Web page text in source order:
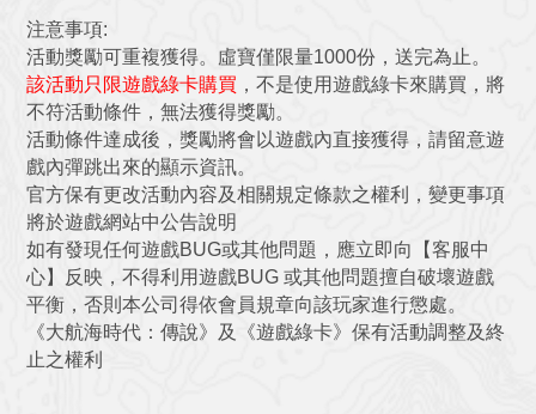
注意事項:
活動獎勵可重複獲得。虛寶僅限量1000份，送完為止。
該活動只限遊戲綠卡購買 ，不是使用遊戲綠卡來購買，將
不符活動條件，無法獲得獎勵。
活動條件達成後，獎勵將會以遊戲內直接獲得，請留意遊
戲內彈跳出來的顯示資訊。
官方保有更改活動內容及相關規定條款之權利，變更事項
將於遊戲網站中公告說明
如有發現任何遊戲BUG或其他問題，應立即向【客服中
心】反映，不得利用遊戲BUG 或其他問題擅自破壞遊戲
平衡，否則本公司得依會員規章向該玩家進行懲處。
《大航海時代：傳說》及《遊戲綠卡》保有活動調整及終
止之權利